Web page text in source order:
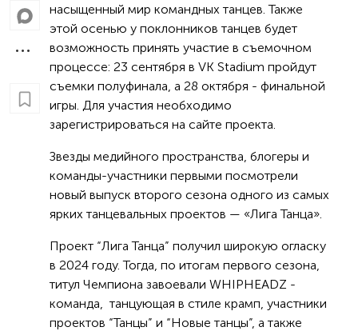
насыщенный мир командных танцев. Также
этой осенью у поклонников танцев будет
возможность принять участие в съемочном
процессе: 23 сентября в VK Stadium пройдут
съемки полуфинала, а 28 октября - финальной
игры. Для участия необходимо
зарегистрироваться на сайте проекта.
Звезды медийного пространства, блогеры и
команды-участники первыми посмотрели
новый выпуск второго сезона одного из самых
ярких танцевальных проектов — «Лига Танца».
Проект “Лига Танца” получил широкую огласку
в 2024 году. Тогда, по итогам первого сезона,
титул Чемпиона завоевали WHIPHEADZ -
команда, танцующая в стиле крамп, участники
проектов “Танцы” и “Новые танцы”, а также